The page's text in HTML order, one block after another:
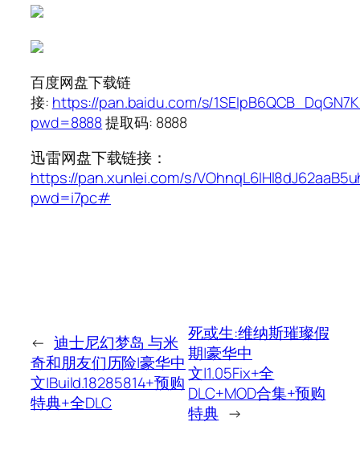
百度网盘下载链
接: https://pan.baidu.com/s/
pwd=8888提取码: 8888
迅雷网盘下载链接：
https://pan.xunlei.com/s/
pwd=i7pc#
← 迪士尼幻梦岛 与米
奇和朋友们历险|豪华中
文|Build.18285814+预购
特典+全DLC
死或生:维纳斯璀璨假
期|豪华中
文|1.05Fix+全
DLC+MOD合集+预购
特典 →